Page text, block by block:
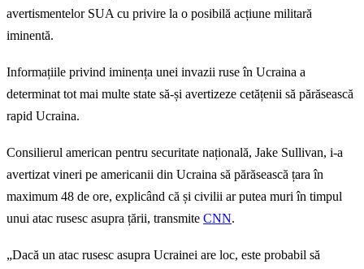
avertismentelor SUA cu privire la o posibilă acțiune militară
iminentă.
Informațiile privind iminența unei invazii ruse în Ucraina a
determinat tot mai multe state să-și avertizeze cetățenii să părăsească
rapid Ucraina.
Consilierul american pentru securitate națională, Jake Sullivan, i-a
avertizat vineri pe americanii din Ucraina să părăsească țara în
maximum 48 de ore, explicând că și civilii ar putea muri în timpul
unui atac rusesc asupra țării, transmite CNN.
„Dacă un atac rusesc asupra Ucrainei are loc, este probabil să